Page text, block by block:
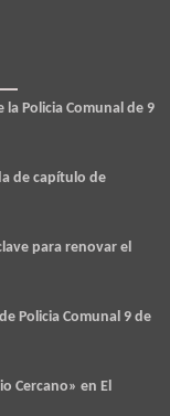
la Policia Comunal de 9
de capítulo de
para renovar el
Policia Comunal 9 de
Cercano» en El